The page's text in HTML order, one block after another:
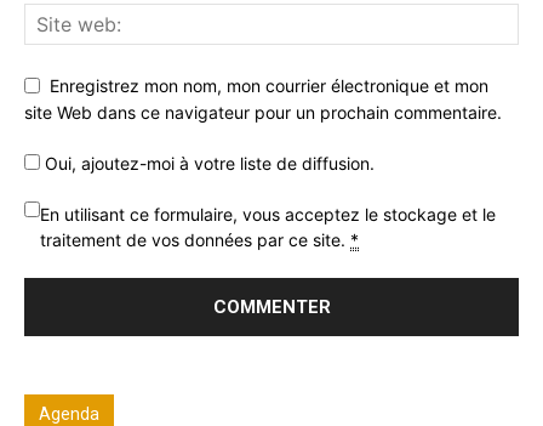
Enregistrez mon nom, mon courrier électronique et mon
site Web dans ce navigateur pour un prochain commentaire.
Oui, ajoutez-moi à votre liste de diffusion.
En utilisant ce formulaire, vous acceptez le stockage et le
traitement de vos données par ce site. *
Agenda